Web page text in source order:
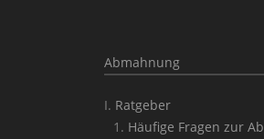
Abmahnung
Ratgeber
Häufige Fragen zur